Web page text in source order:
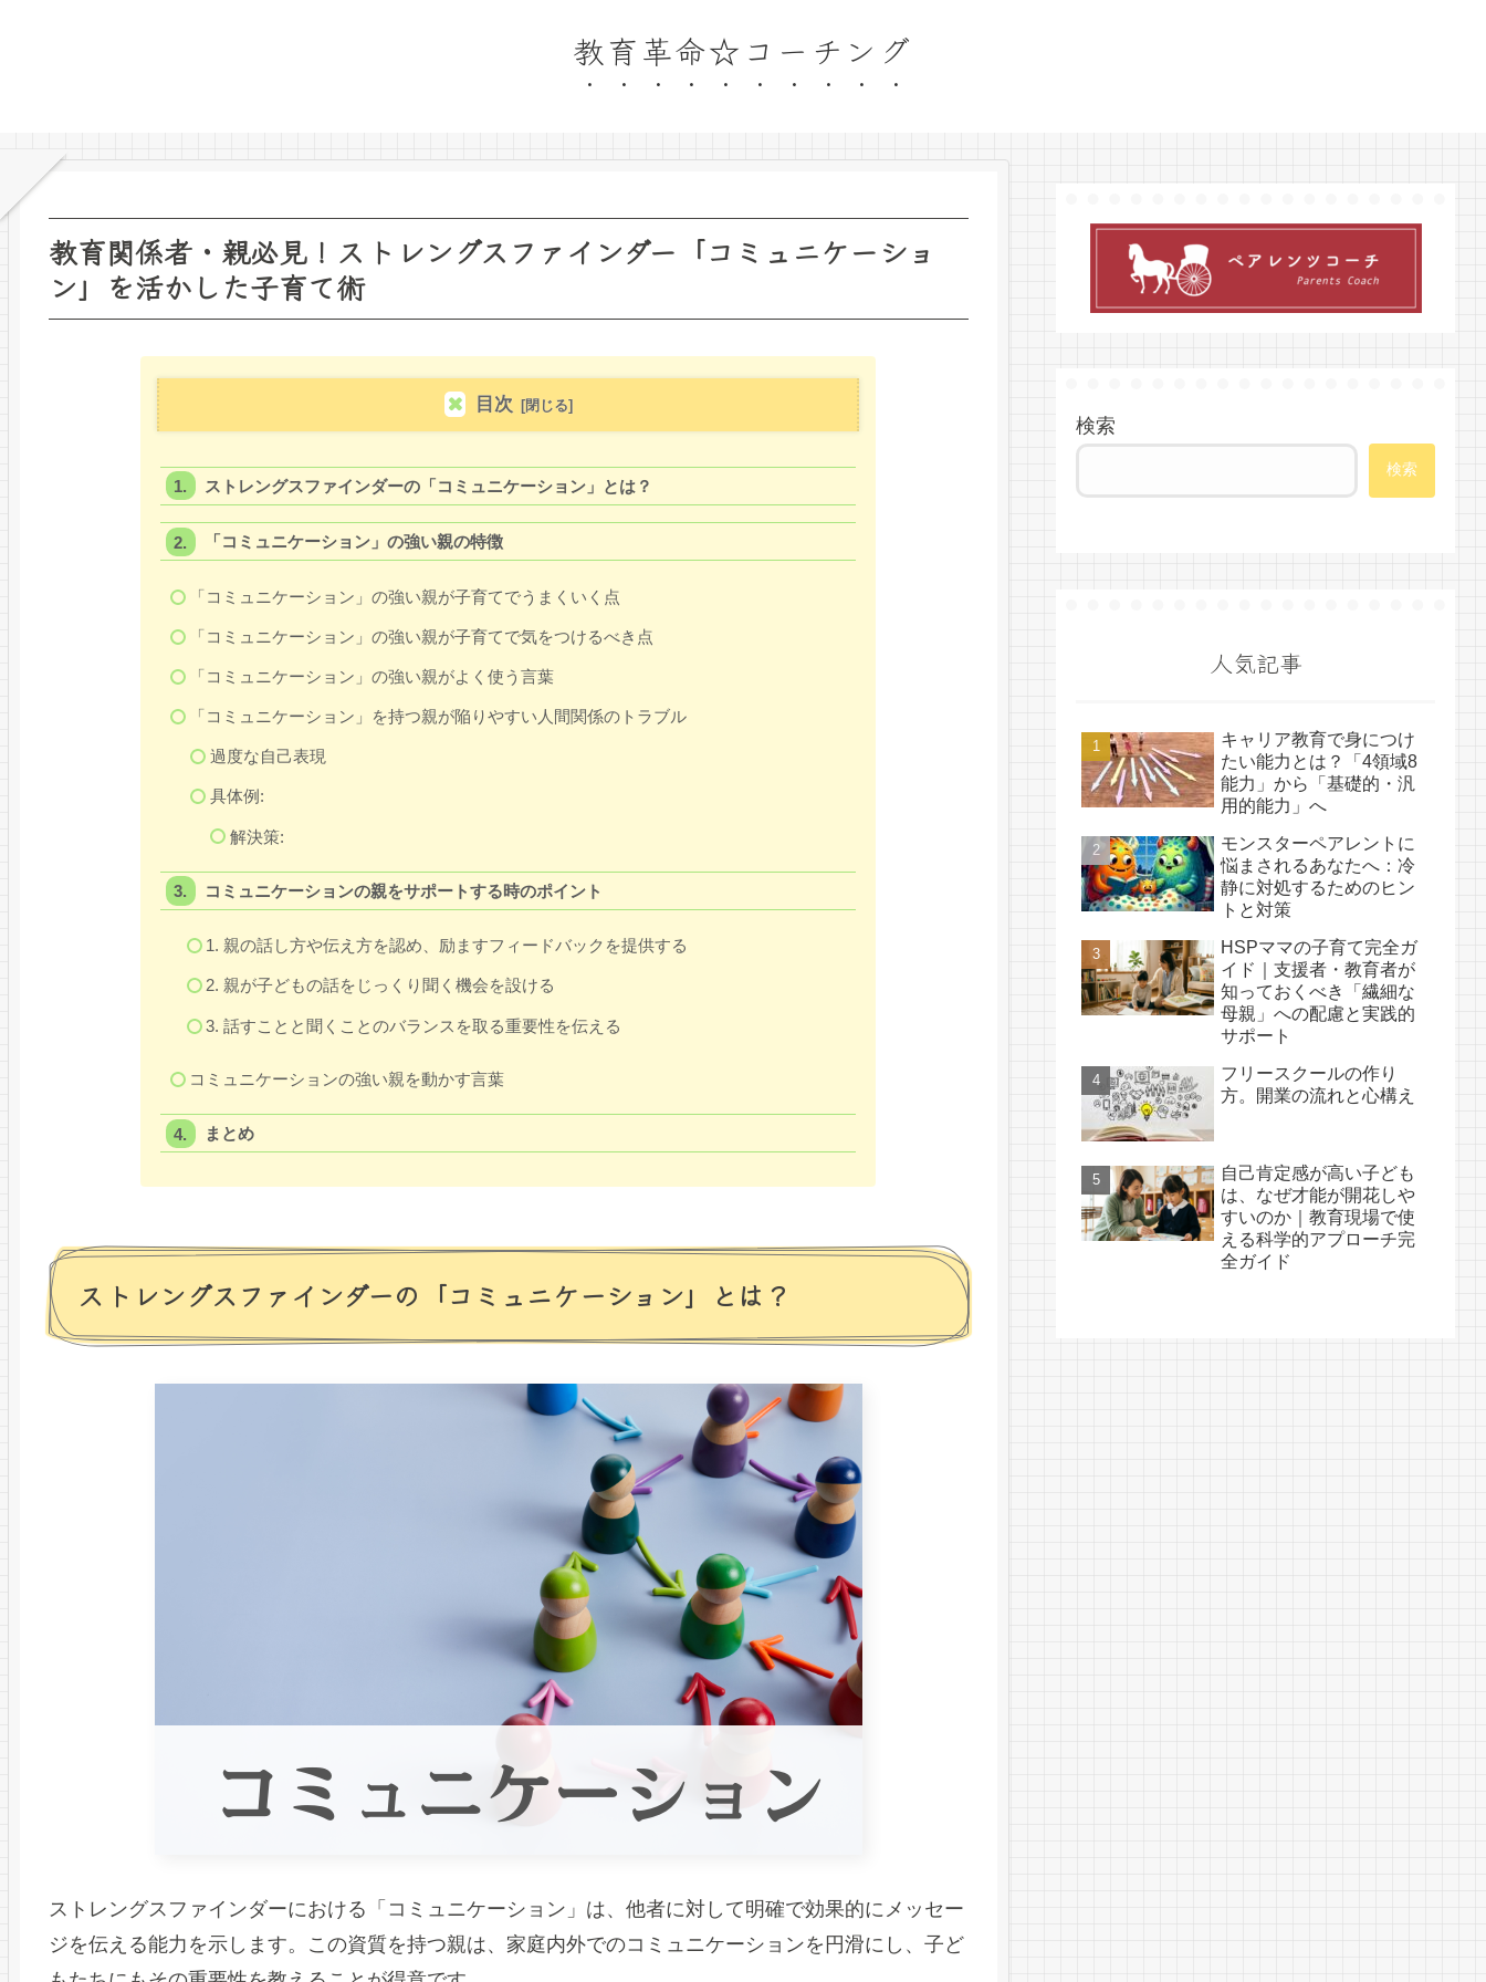
教育革命☆コーチング
教育関係者・親必見！ストレングスファインダー「コミュニケーショ
ン」を活かした子育て術
目次
ストレングスファインダーの「コミュニケーション」とは？
「コミュニケーション」の強い親の特徴
「コミュニケーション」の強い親が子育てでうまくいく点
「コミュニケーション」の強い親が子育てで気をつけるべき点
「コミュニケーション」の強い親がよく使う言葉
「コミュニケーション」を持つ親が陥りやすい人間関係のトラブル
過度な自己表現
具体例:
解決策:
コミュニケーションの親をサポートする時のポイント
1. 親の話し方や伝え方を認め、励ますフィードバックを提供する
2. 親が子どもの話をじっくり聞く機会を設ける
3. 話すことと聞くことのバランスを取る重要性を伝える
コミュニケーションの強い親を動かす言葉
まとめ
ストレングスファインダーの「コミュニケーション」とは？
ストレングスファインダーにおける「コミュニケーション」は、他者に対して明確で効果的にメッセー
ジを伝える能力を示します。この資質を持つ親は、家庭内外でのコミュニケーションを円滑にし、子ど
検索
検索
人気記事
キャリア教育で身につけ
たい能力とは？「4領域8
能力」から「基礎的・汎
用的能力」へ
モンスターペアレントに
悩まされるあなたへ：冷
静に対処するためのヒン
トと対策
HSPママの子育て完全ガ
イド｜支援者・教育者が
知っておくべき「繊細な
母親」への配慮と実践的
サポート
フリースクールの作り
方。開業の流れと心構え
自己肯定感が高い子ども
は、なぜ才能が開花しや
すいのか｜教育現場で使
える科学的アプローチ完
全ガイド